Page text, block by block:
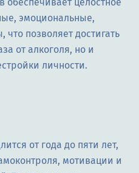
эмоциональные,
позволяет достигать
от алкоголя, но и
личности.
от года до пяти лет,
мотивации и